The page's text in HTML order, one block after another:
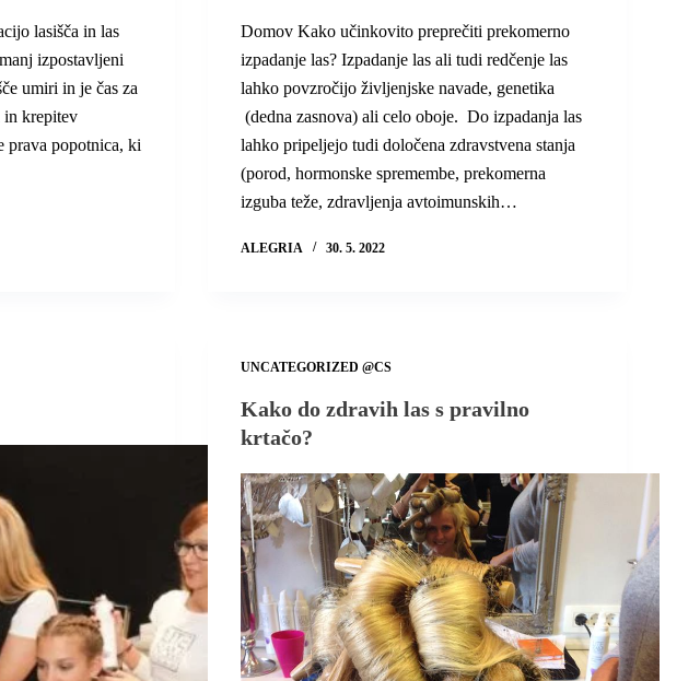
lasišča in las
izpostavljeni
umiri in je čas za
in krepitev
prava popotnica, ki
Domov Kako učinkovito preprečiti prekomerno
izpadanje las? Izpadanje las ali tudi redčenje las
lahko povzročijo življenjske navade, genetika
(dedna zasnova) ali celo oboje. Do izpadanja las
lahko pripeljejo tudi določena zdravstvena stanja
(porod, hormonske spremembe, prekomerna
izguba teže, zdravljenja avtoimunskih…
ALEGRIA 30. 5. 2022
UNCATEGORIZED @CS
Kako do zdravih las s pravilno
krtačo?